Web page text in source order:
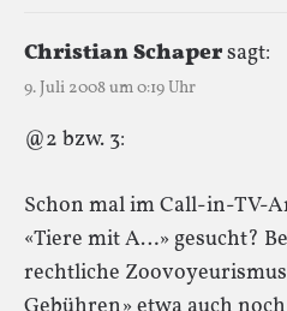
Christian Schapersagt:
9. Juli 2008 um 0:19 Uhr
@2 bzw. 3:
Schon mal im Call-in-TV-
«Tiere mit A…» gesucht?
rechtliche